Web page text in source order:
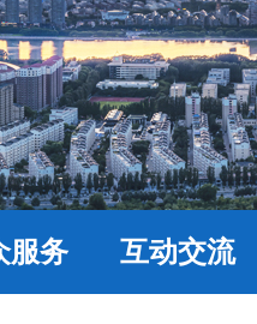
服务 互动交流